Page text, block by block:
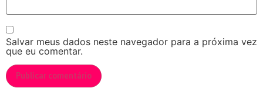
Salvar meus dados neste navegador para a próxima vez
que eu comentar.